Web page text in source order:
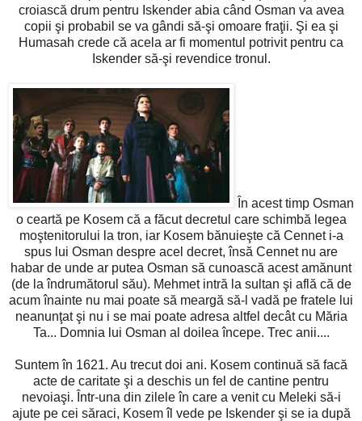
croiască drum pentru Iskender abia când Osman va avea
copii şi probabil se va gândi să-şi omoare fraţii. Şi ea şi
Humasah crede că acela ar fi momentul potrivit pentru ca
Iskender să-şi revendice tronul.
În acest timp Osman
o ceartă pe Kosem că a făcut decretul care schimbă legea
moştenitorului la tron, iar Kosem bănuieşte că Cennet i-a
spus lui Osman despre acel decret, însă Cennet nu are
habar de unde ar putea Osman să cunoască acest amănunt
(de la îndrumătorul său). Mehmet intră la sultan şi află că de
acum înainte nu mai poate să meargă să-l vadă pe fratele lui
neanunţat şi nu i se mai poate adresa altfel decât cu Măria
Ta... Domnia lui Osman al doilea începe. Trec anii....
Suntem în 1621. Au trecut doi ani. Kosem continuă să facă
acte de caritate şi a deschis un fel de cantine pentru
nevoiaşi. Într-una din zilele în care a venit cu Meleki să-i
ajute pe cei săraci, Kosem îl vede pe Iskender şi se ia după